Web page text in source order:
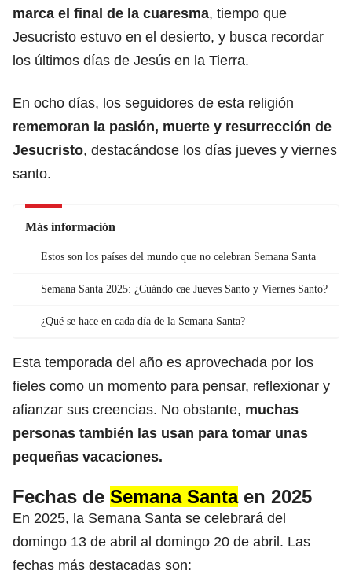
marca el final de la cuaresma, tiempo que
Jesucristo estuvo en el desierto, y busca recordar
los últimos días de Jesús en la Tierra.
En ocho días, los seguidores de esta religión
rememoran la pasión, muerte y resurrección de
Jesucristo, destacándose los días jueves y viernes
santo.
Más información
Estos son los países del mundo que no celebran Semana Santa
Semana Santa 2025: ¿Cuándo cae Jueves Santo y Viernes Santo?
¿Qué se hace en cada día de la Semana Santa?
Esta temporada del año es aprovechada por los
fieles como un momento para pensar, reflexionar y
afianzar sus creencias. No obstante, muchas
personas también las usan para tomar unas
pequeñas vacaciones.
Fechas de Semana Santaen 2025
En 2025, la Semana Santa se celebrará del
domingo 13 de abril al domingo 20 de abril. Las
fechas más destacadas son: